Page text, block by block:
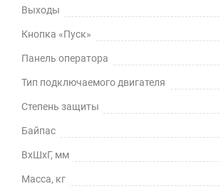
Выходы
Кнопка «Пуск»
Панель оператора
Тип подключаемого двигателя
Степень защиты
Байпас
ВхШхГ, мм
Масса, кг